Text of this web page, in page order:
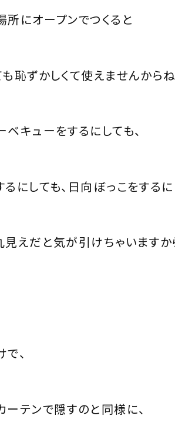
所にオープンでつくると
恥ずかしくて使えませんからね
キューをするにしても、
にしても、日向ぼっこをするに
見えだと気が引けちゃいますか
、
ーテンで隠すのと同様に、